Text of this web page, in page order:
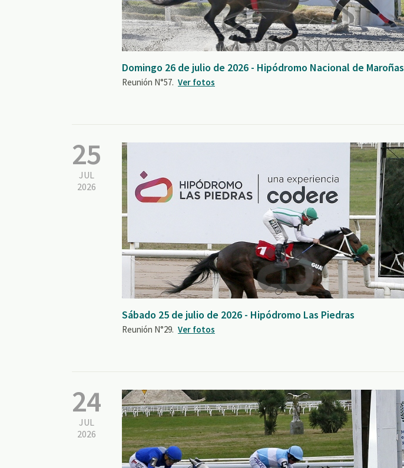
Domingo 26 de julio de 2026 - Hipódromo Nacional de Maroñas
Reunión N°57. Ver fotos
25
JUL
2026
Sábado 25 de julio de 2026 - Hipódromo Las Piedras
Reunión N°29. Ver fotos
24
JUL
2026